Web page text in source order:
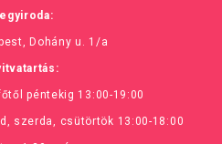
Dohány u. 1/a
péntekig 13:00-19:00
szerda, csütörtök 13:00-18:00